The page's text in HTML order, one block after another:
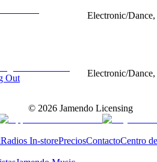
Electronic/
Out
Electronic/
© 2026 Jamendo Licensing
Radios In-storePreciosContactoCentro